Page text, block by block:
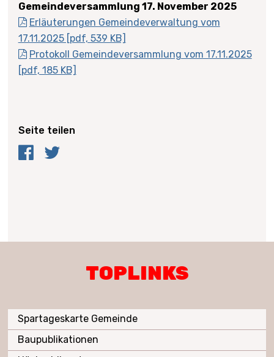
Gemeindeversammlung 17. November 2025
Erläuterungen Gemeindeverwaltung vom
17.11.2025 [pdf, 539 KB]
Protokoll Gemeindeversammlung vom 17.11.2025
[pdf, 185 KB]
Seite teilen
Facebook
Twitter
TOPLINKS
Spartageskarte Gemeinde
Baupublikationen